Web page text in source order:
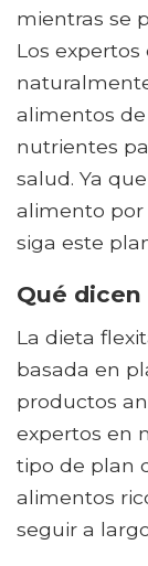
mientras se
Los
alimentos
nutrientes
salud. Ya
alimento por
siga este
Qué
La dieta
basada en
productos
expertos en
tipo de plan
alimentos
seguir a